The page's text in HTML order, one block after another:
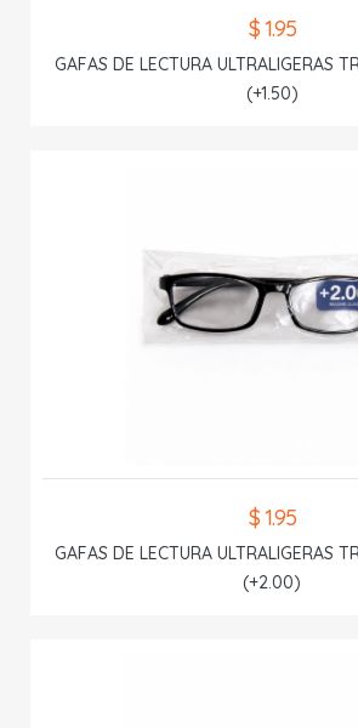
$ 1.95
GAFAS DE LECTURA ULTRALIGERAS
(+1.50)
$ 1.95
GAFAS DE LECTURA ULTRALIGERAS
(+2.00)